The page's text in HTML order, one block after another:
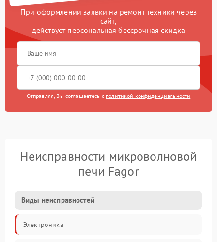
При оформлении заявки на ремонт техники через
сайт,
действует персональная бессрочная скидка
Отправляя, Вы соглашаетесь с политикой конфиденциальности
Неисправности микроволновой
печи Fagor
Виды неисправностей
Электроника